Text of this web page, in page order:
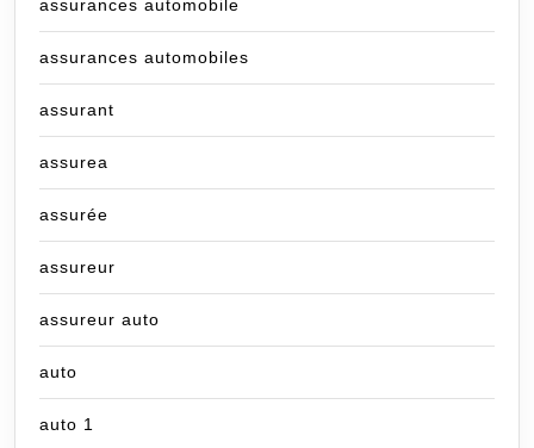
assurances automobile
assurances automobiles
assurant
assurea
assurée
assureur
assureur auto
auto
auto 1